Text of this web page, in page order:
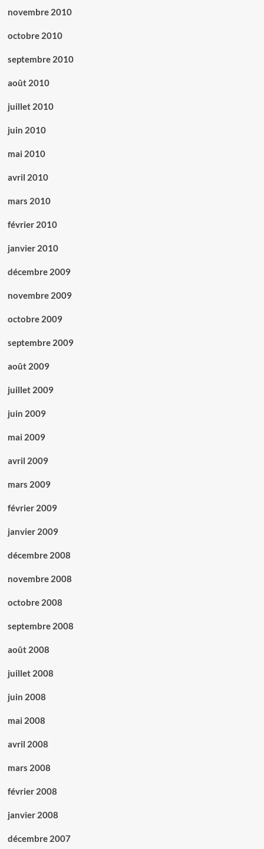
novembre 2010
octobre 2010
septembre 2010
août 2010
juillet 2010
juin 2010
mai 2010
avril 2010
mars 2010
février 2010
janvier 2010
décembre 2009
novembre 2009
octobre 2009
septembre 2009
août 2009
juillet 2009
juin 2009
mai 2009
avril 2009
mars 2009
février 2009
janvier 2009
décembre 2008
novembre 2008
octobre 2008
septembre 2008
août 2008
juillet 2008
juin 2008
mai 2008
avril 2008
mars 2008
février 2008
janvier 2008
décembre 2007